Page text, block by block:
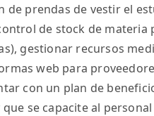
de prendas de vestir el
de stock de
gestionar recursos
web para
con un plan de
que se capacite al